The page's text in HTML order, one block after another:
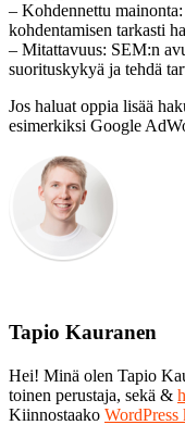
– Kohdennettu
kohdentamisen tarkasti
– Mitattavuus: SEM:n
suorituskykyä ja tehdä
Jos haluat oppia lisää
esimerkiksi Google
Tapio Kauranen
Hei! Minä olen Tapio
toinen perustaja, sekä &
Kiinnostaako